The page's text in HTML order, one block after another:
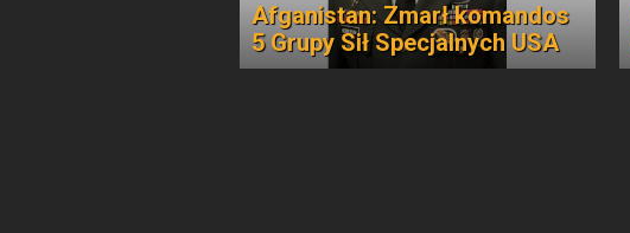
Afganistan: Zmarł komandos
5 Grupy Sił Specjalnych USA